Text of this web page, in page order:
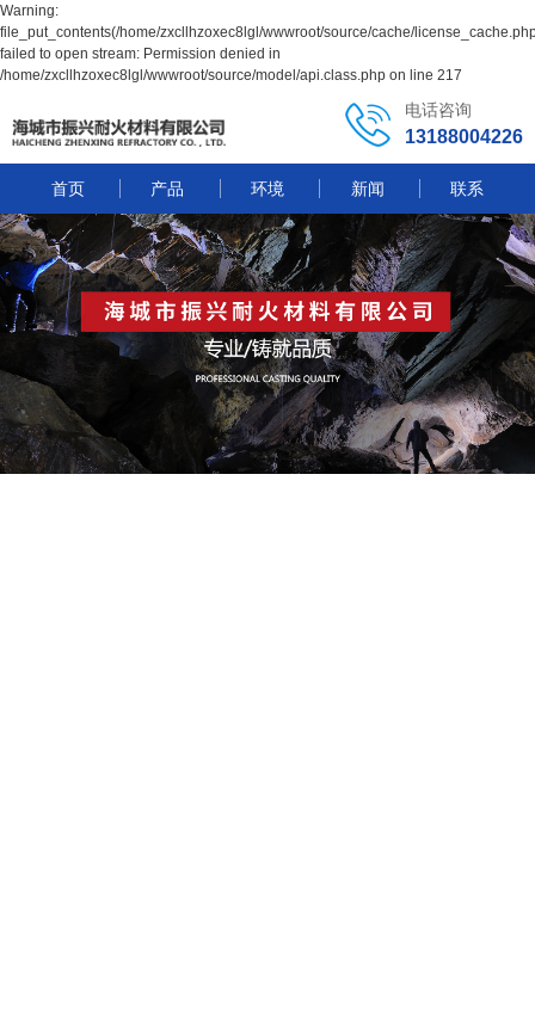
Warning:
file_put_contents(/home/zxcllhzoxec8lgl/wwwroot/source/cache/
failed to open stream: Permission denied in
/home/zxcllhzoxec8lgl/wwwroot/source/model/api.class.php on line 217
电话咨询
13188004226
首页 产品 环境 新闻 联系